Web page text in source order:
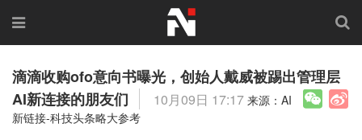
滴滴收购ofo意向书曝光，创始人戴威被踢出管理层
AI新连接的朋友们
10月09日 17:17 来源：AI
新链接-科技头条略大参考